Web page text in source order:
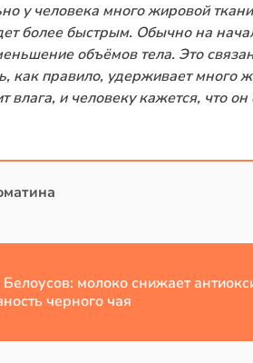
у человека много жировой
более быстрым. Обычно на
объёмов тела. Это
как правило, удерживает много
влага, и человеку кажется, что
молоко снижает
черного чая